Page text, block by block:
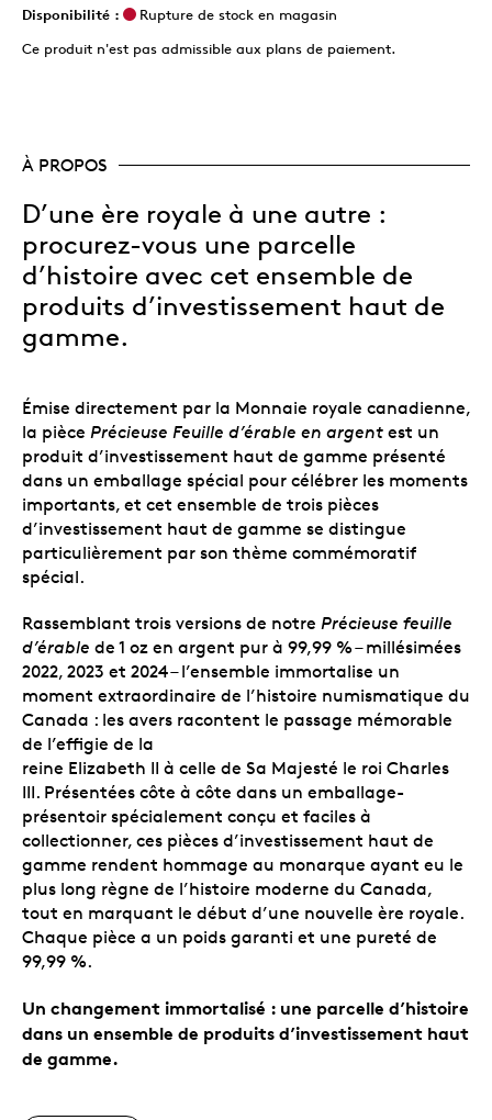
Disponibilité :
Rupture de stock en magasin
Ce produit n'est pas admissible aux plans de paiement.
À PROPOS
D’une ère royale à une autre :
procurez-vous une parcelle
d’histoire avec cet ensemble de
produits d’investissement haut de
gamme.
Émise directement par la Monnaie royale canadienne,
la pièce Précieuse Feuille d’érable en argent est un
produit d’investissement haut de gamme présenté
dans un emballage spécial pour célébrer les moments
importants, et cet ensemble de trois pièces
d’investissement haut de gamme se distingue
particulièrement par son thème commémoratif
spécial.
Rassemblant trois versions de notre Précieuse feuille
d’érable de 1 oz en argent pur à 99,99 % – millésimées
2022, 2023 et 2024 – l’ensemble immortalise un
moment extraordinaire de l’histoire numismatique du
Canada : les avers racontent le passage mémorable
de l’effigie de la
reine Elizabeth II à celle de Sa Majesté le roi Charles
III. Présentées côte à côte dans un emballage-
présentoir spécialement conçu et faciles à
collectionner, ces pièces d’investissement haut de
gamme rendent hommage au monarque ayant eu le
plus long règne de l’histoire moderne du Canada,
tout en marquant le début d’une nouvelle ère royale.
Chaque pièce a un poids garanti et une pureté de
99,99 %.
Un changement immortalisé : une parcelle d’histoire
dans un ensemble de produits d’investissement haut
de gamme.